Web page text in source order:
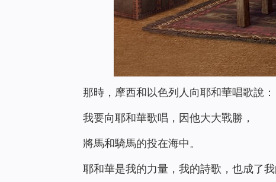
那時，摩西和以色列人向耶和華唱歌說：
我要向耶和華歌唱，因他大大戰勝，
將馬和騎馬的投在海中。
耶和華是我的力量，我的詩歌，也成了我